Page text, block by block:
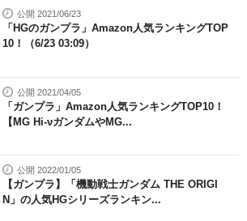
公開 2021/06/23
「HGのガンプラ」Amazon人気ランキングTOP
10！（6/23 03:09）
公開 2021/04/05
「ガンプラ」Amazon人気ランキングTOP10！
【MG Hi-νガンダムやMG...
公開 2022/01/05
【ガンプラ】「機動戦士ガンダム THE ORIGI
N」の人気HGシリーズランキン...